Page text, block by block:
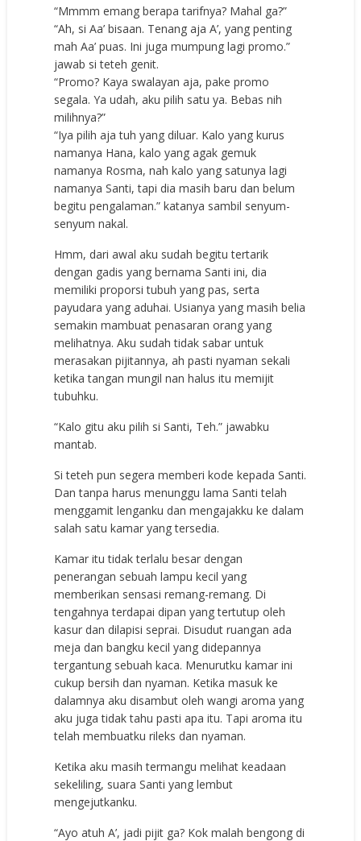
“Mmmm emang berapa tarifnya? Mahal ga?”
“Ah, si Aa’ bisaan. Tenang aja A’, yang penting
mah Aa’ puas. Ini juga mumpung lagi promo.”
jawab si teteh genit.
“Promo? Kaya swalayan aja, pake promo
segala. Ya udah, aku pilih satu ya. Bebas nih
milihnya?”
“Iya pilih aja tuh yang diluar. Kalo yang kurus
namanya Hana, kalo yang agak gemuk
namanya Rosma, nah kalo yang satunya lagi
namanya Santi, tapi dia masih baru dan belum
begitu pengalaman.” katanya sambil senyum-
senyum nakal.
Hmm, dari awal aku sudah begitu tertarik
dengan gadis yang bernama Santi ini, dia
memiliki proporsi tubuh yang pas, serta
payudara yang aduhai. Usianya yang masih belia
semakin mambuat penasaran orang yang
melihatnya. Aku sudah tidak sabar untuk
merasakan pijitannya, ah pasti nyaman sekali
ketika tangan mungil nan halus itu memijit
tubuhku.
“Kalo gitu aku pilih si Santi, Teh.” jawabku
mantab.
Si teteh pun segera memberi kode kepada Santi.
Dan tanpa harus menunggu lama Santi telah
menggamit lenganku dan mengajakku ke dalam
salah satu kamar yang tersedia.
Kamar itu tidak terlalu besar dengan
penerangan sebuah lampu kecil yang
memberikan sensasi remang-remang. Di
tengahnya terdapai dipan yang tertutup oleh
kasur dan dilapisi seprai. Disudut ruangan ada
meja dan bangku kecil yang didepannya
tergantung sebuah kaca. Menurutku kamar ini
cukup bersih dan nyaman. Ketika masuk ke
dalamnya aku disambut oleh wangi aroma yang
aku juga tidak tahu pasti apa itu. Tapi aroma itu
telah membuatku rileks dan nyaman.
Ketika aku masih termangu melihat keadaan
sekeliling, suara Santi yang lembut
mengejutkanku.
“Ayo atuh A’, jadi pijit ga? Kok malah bengong di